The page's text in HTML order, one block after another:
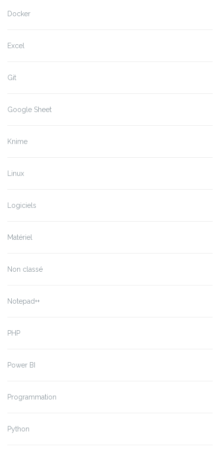
Docker
Excel
Git
Google Sheet
Knime
Linux
Logiciels
Matériel
Non classé
Notepad++
PHP
Power BI
Programmation
Python